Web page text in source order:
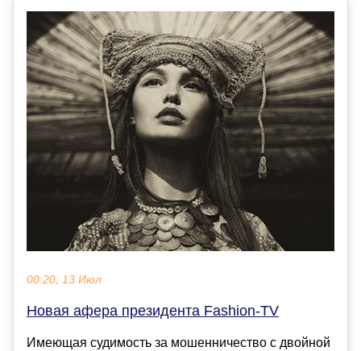
00:20, 13 Июл
Новая афера президента Fashion-TV
Имеющая судимость за мошенничество с двойной